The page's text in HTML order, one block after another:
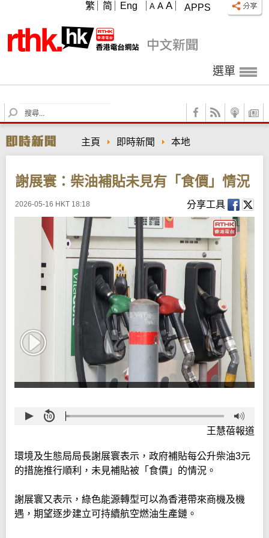
APPS
A A A
繁 简 Eng
選單
S
e
r
c
主頁 即時新聞 本地
謝展寰：柴油補貼未見有「食價」情況
2026-05-16 HKT 18:18 分享工具
王慧蓓報道
環境及生態局局長謝展寰表示，政府補貼每公升柴油3元
的措施推行順利，未見補貼被「食價」的情況。
謝展寰又表示，綠色能源轉型可以為香港帶來商機及機
遇，期望逐步建立可持續航空燃油生產鏈。